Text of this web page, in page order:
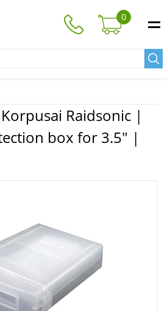
0
Raidsonic |
box for 3.5" |